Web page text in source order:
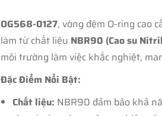
OG568-0127, vòng đệm O-ring cao
làm từ chất liệu NBR90 (Cao su
môi trường làm việc khắc nghiệt,
Đặc Điểm Nổi Bật:
Chất liệu: NBR90 đảm bảo khả